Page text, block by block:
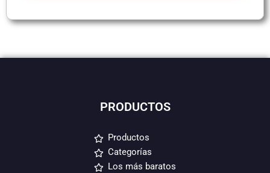
PRODUCTOS
Productos
Categorías
Los más baratos